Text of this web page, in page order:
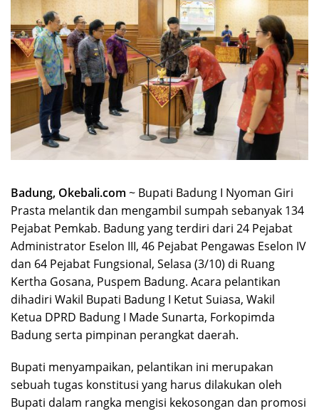
Badung, Okebali.com ~ Bupati Badung I Nyoman Giri
Prasta melantik dan mengambil sumpah sebanyak 134
Pejabat Pemkab. Badung yang terdiri dari 24 Pejabat
Administrator Eselon III, 46 Pejabat Pengawas Eselon IV
dan 64 Pejabat Fungsional, Selasa (3/10) di Ruang
Kertha Gosana, Puspem Badung. Acara pelantikan
dihadiri Wakil Bupati Badung I Ketut Suiasa, Wakil
Ketua DPRD Badung I Made Sunarta, Forkopimda
Badung serta pimpinan perangkat daerah.
Bupati menyampaikan, pelantikan ini merupakan
sebuah tugas konstitusi yang harus dilakukan oleh
Bupati dalam rangka mengisi kekosongan dan promosi